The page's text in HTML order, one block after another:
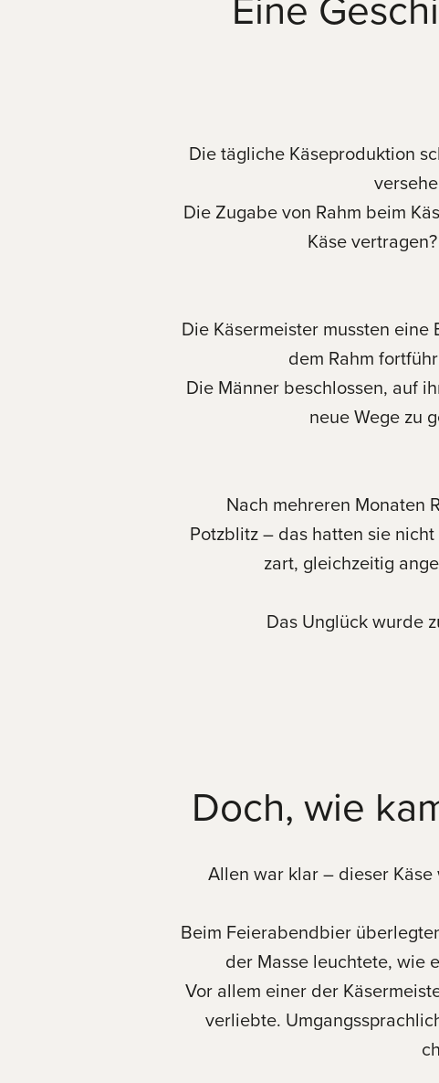
Die tägliche Käseproduktion
Die Zugabe von Rahm beim
Käse
Die Käsermeister mussten
dem Rahm
Die Männer beschlossen, auf
neue Wege zu
Nach mehreren Monaten
Potzblitz – das hatten sie
zart, gleichzeitig
Das Unglück wurde
Doch, wie
Allen war klar – dieser
Beim Feierabendbier
der Masse leuchtete, wie
Vor allem einer der
verliebte.